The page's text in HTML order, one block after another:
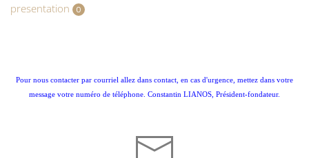
presentation 0
Pour nous contacter par courriel allez dans contact, en cas d'urgence, mettez dans votre
message votre numéro de téléphone. Constantin LIANOS, Président-fondateur.